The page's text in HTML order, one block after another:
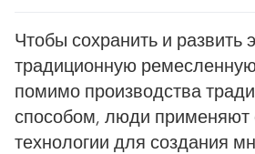
Чтобы сохранить и развить
традиционную
помимо производства
способом, люди
технологии для создания